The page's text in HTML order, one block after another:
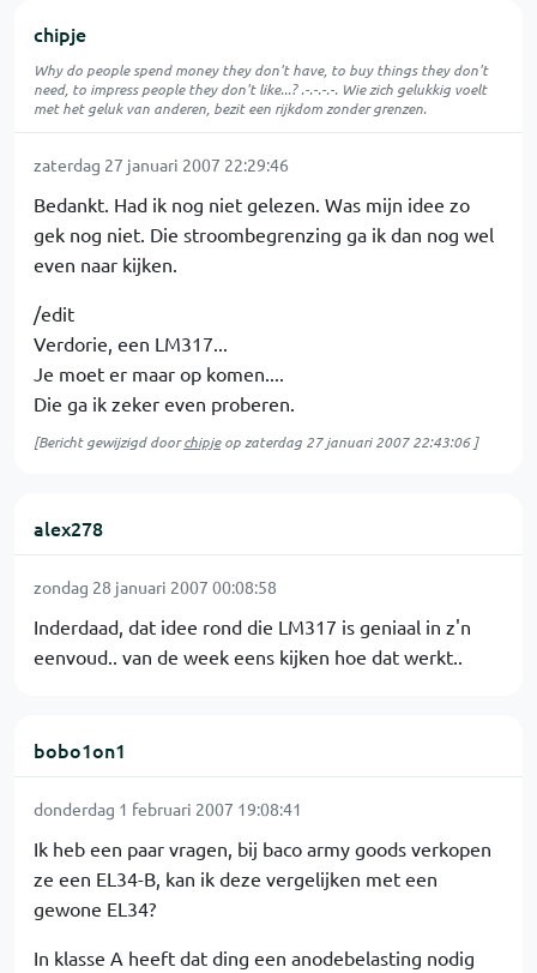
chipje
Why do people spend money they don't have, to buy things they don't
need, to impress people they don't like...? .-.-.-.-. Wie zich gelukkig voelt
met het geluk van anderen, bezit een rijkdom zonder grenzen.
zaterdag 27 januari 2007 22:29:46
Bedankt. Had ik nog niet gelezen. Was mijn idee zo
gek nog niet. Die stroombegrenzing ga ik dan nog wel
even naar kijken.
/edit
Verdorie, een LM317...
Je moet er maar op komen....
Die ga ik zeker even proberen.
[Bericht gewijzigd doorchipjeop zaterdag 27 januari 2007 22:43:06]
alex278
zondag 28 januari 2007 00:08:58
Inderdaad, dat idee rond die LM317 is geniaal in z'n
eenvoud.. van de week eens kijken hoe dat werkt..
bobo1on1
donderdag 1 februari 2007 19:08:41
Ik heb een paar vragen, bij baco army goods verkopen
ze een EL34-B, kan ik deze vergelijken met een
gewone EL34?
In klasse A heeft dat ding een anodebelasting nodig